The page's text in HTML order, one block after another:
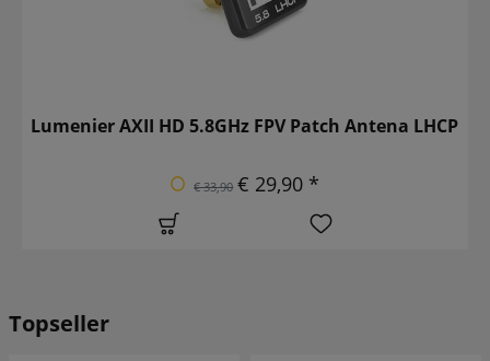
Lumenier AXII HD 5.8GHz FPV Patch Antena LHCP
€ 33,90 € 29,90 *
Topseller